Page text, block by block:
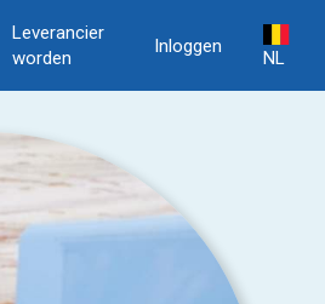
Leverancier
worden
Inloggen
NL